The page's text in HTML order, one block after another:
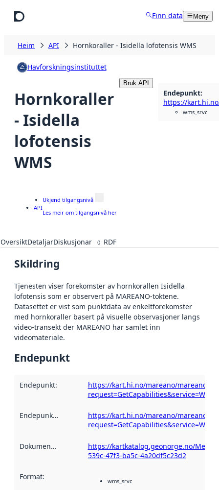
Finn data Meny
Heim API Hornkoraller - Isidella lofotensis WMS
Havforskningsinstituttet
Hornkoraller
- Isidella
lofotensis
WMS
Bruk API
Endepunkt:
wms_srvc
API
Ukjend tilgangsnivå
Les meir om tilgangsnivå her
OversiktDetaljarDiskusjonar 0 RDF
Skildring
Tjenesten viser forekomster av hornkorallen Isidella
lofotensis som er observert på MAREANO-toktene.
Datasettet er vist som punktdata av enkeltforekomster
med hornkoraller basert på visuelle observasjoner langs
video-transekt der MAREANO har samlet inn
videomateriale.
Endepunkt
Endepunkt:
https://kart.hi.no/mareano/
request=GetCapabilities&service=WMS
Endepunktskildring
https://kart.hi.no/mareano/
request=GetCapabilities&service=WMS
Dokumentasjon
https://kartkatalog.geonorge.no/
539c-47f3-ba5c-4a20df5c23d2
Format: wms_srvc